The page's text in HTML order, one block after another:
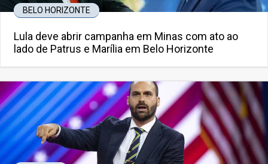
BELO HORIZONTE
Lula deve abrir campanha em Minas com ato ao
lado de Patrus e Marília em Belo Horizonte